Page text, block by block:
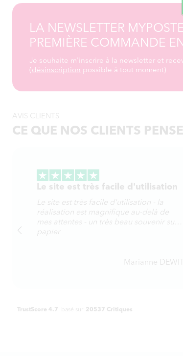
LA NEWSLETTER
PREMIÈRE COMMANDE
Je souhaite m'inscrire à la newsletter et
(désinscription possible à tout moment)
AVIS CLIENTS
CE QUE NOS CLIENTS
Le site est très facile d'utilisation
Le site est très facile d'utilisation - la
réalisation est magnifique au-delà de
mes attentes - un très beau souvenir sur
papier
Marianne
TrustScore 4.7 basé sur 20537 Critiques